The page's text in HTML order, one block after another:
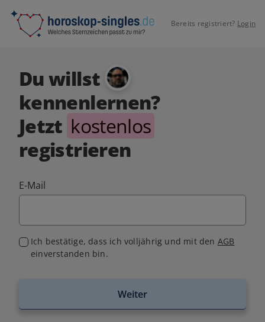
Bereits registriert? Login
Du willst
kennenlernen?
Jetzt kostenlos
registrieren
E-Mail
Ich bestätige, dass ich volljährig und mit den AGB
einverstanden bin.
Weiter